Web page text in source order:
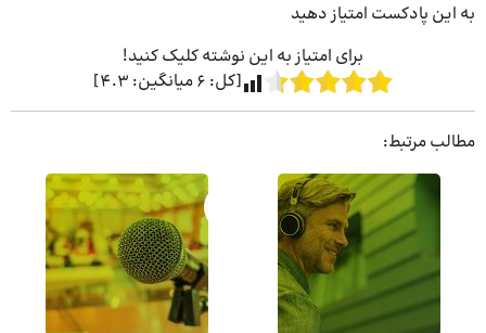
به این پادکست امتیاز دهید
برای امتیاز به این نوشته کلیک کنید!
[کل: 6میانگین: 4.3
]
مطالب مرتبط: